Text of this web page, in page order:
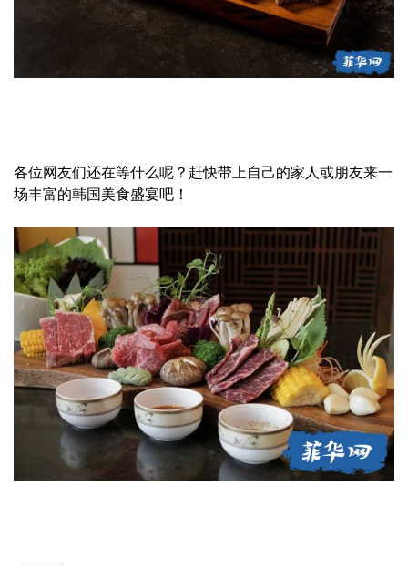
各位网友们还在等什么呢？赶快带上自己的家人或朋友来一
场丰富的韩国美食盛宴吧！